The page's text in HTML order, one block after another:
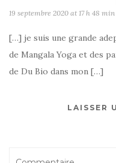
19 septembre 2020 at 17 h 48 min
[…] je suis une grande
de Mangala Yoga et des
de Du Bio dans mon […]
LAISSER